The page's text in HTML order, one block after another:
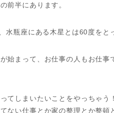
前半にあります。
水瓶座にある木星とは60度をと
始まって、お仕事の人もお仕事
てしまいたいことをやっちゃ
ない仕事とか家の整理とか整頓